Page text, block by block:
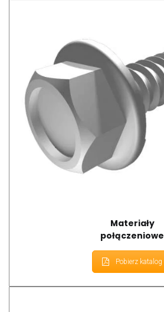
Materiały
połączeniowe
Pobierz katalog